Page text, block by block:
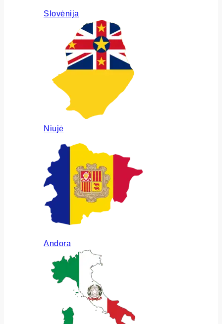
Slovėnija
Niujė
Andora